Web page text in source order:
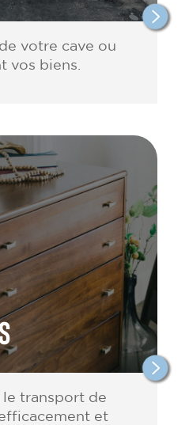
votre cave ou
vos biens.
le transport de
et